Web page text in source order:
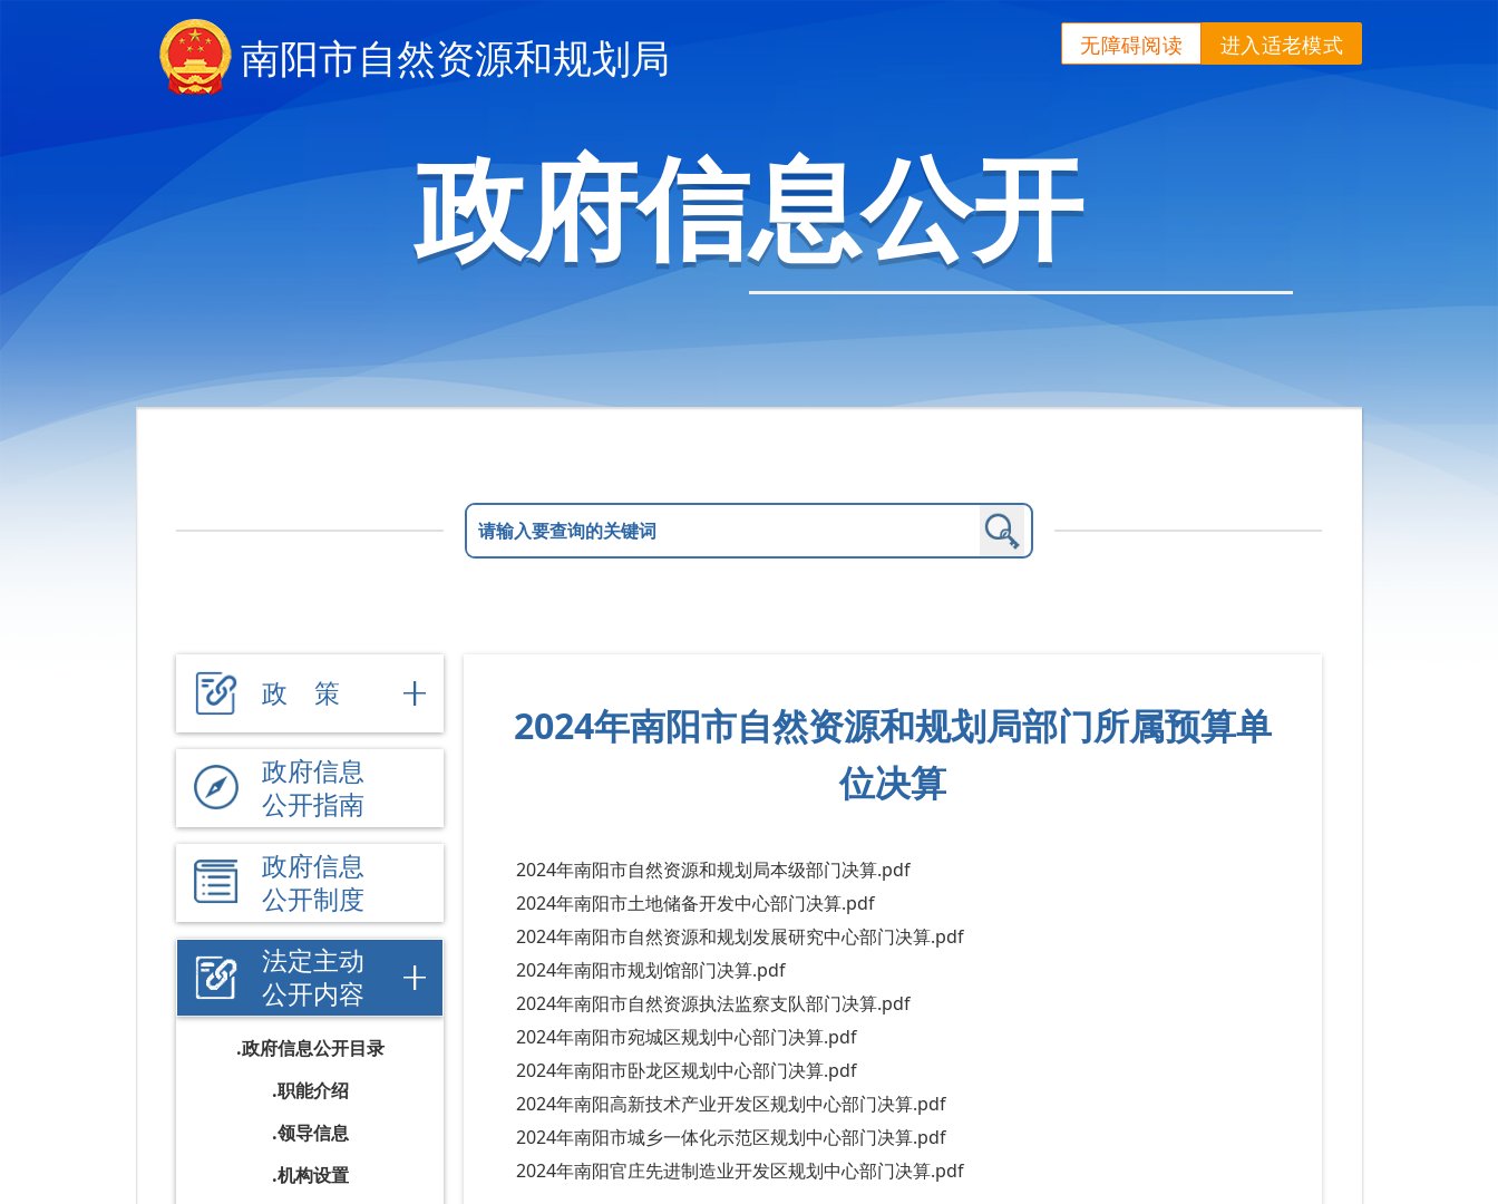
进入适老模式
无障碍阅读
南阳市自然资源和规划局
政府信息公开
政 策
政府信息
公开指南
政府信息
公开制度
法定主动
公开内容
政府信息公开目录
职能介绍
领导信息
机构设置
2024年南阳市自然资源和规划局部门所属预算单
位决算
2024年南阳市自然资源和规划局本级部门决算.pdf
2024年南阳市土地储备开发中心部门决算.pdf
2024年南阳市自然资源和规划发展研究中心部门决算.pdf
2024年南阳市规划馆部门决算.pdf
2024年南阳市自然资源执法监察支队部门决算.pdf
2024年南阳市宛城区规划中心部门决算.pdf
2024年南阳市卧龙区规划中心部门决算.pdf
2024年南阳高新技术产业开发区规划中心部门决算.pdf
2024年南阳市城乡一体化示范区规划中心部门决算.pdf
2024年南阳官庄先进制造业开发区规划中心部门决算.pdf